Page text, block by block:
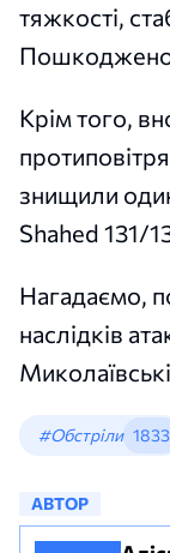
тяжкості,
Пошкоджено
Крім того,
знищили
Shahed 131/
Нагадаємо,
наслідків
#Обстріли 1833
АВТОР